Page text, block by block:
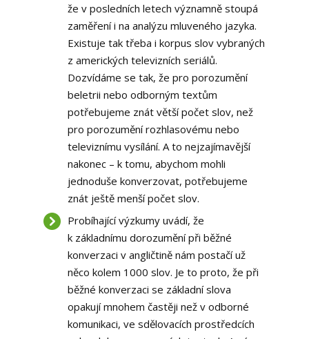
že v posledních letech významně stoupá
zaměření i na analýzu mluveného jazyka.
Existuje tak třeba i korpus slov vybraných
z amerických televizních seriálů.
Dozvídáme se tak, že pro porozumění
beletrii nebo odborným textům
potřebujeme znát větší počet slov, než
pro porozumění rozhlasovému nebo
televiznímu vysílání. A to nejzajímavější
nakonec – k tomu, abychom mohli
jednoduše konverzovat, potřebujeme
znát ještě menší počet slov.
Probíhající výzkumy uvádí, že
k základnímu dorozumění při běžné
konverzaci v angličtině nám postačí už
něco kolem 1000 slov. Je to proto, že při
běžné konverzaci se základní slova
opakují mnohem častěji než v odborné
komunikaci, ve sdělovacích prostředcích